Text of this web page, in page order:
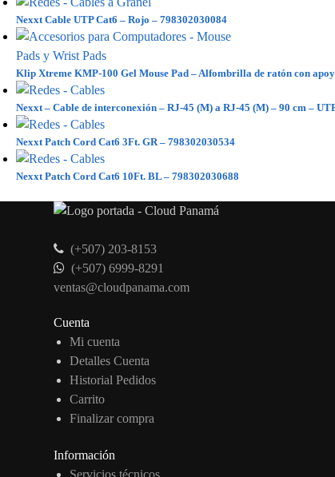
Nexxt Cable UTP Cat6 – Rojo – 798302030084
Klip Xtreme KMP-100 Gel Mouse Pad – Alfombrilla de ratón con
Nexxt – Cable de interconexión – RJ-45 (M) a RJ-45 (M) – 90 cm –
Nexxt Patch Cord Cat6 3Ft. GR – 798302030534
Nexxt Patch Cord Cat6 10Ft. BL – 798302030688
(+507) 203-8153
(+507) 6999-8291
ventas@cloudpanama.com
Cuenta
Mi cuenta
Detalles Cuenta
Historial Pedidos
Carrito
Finalizar compra
Información